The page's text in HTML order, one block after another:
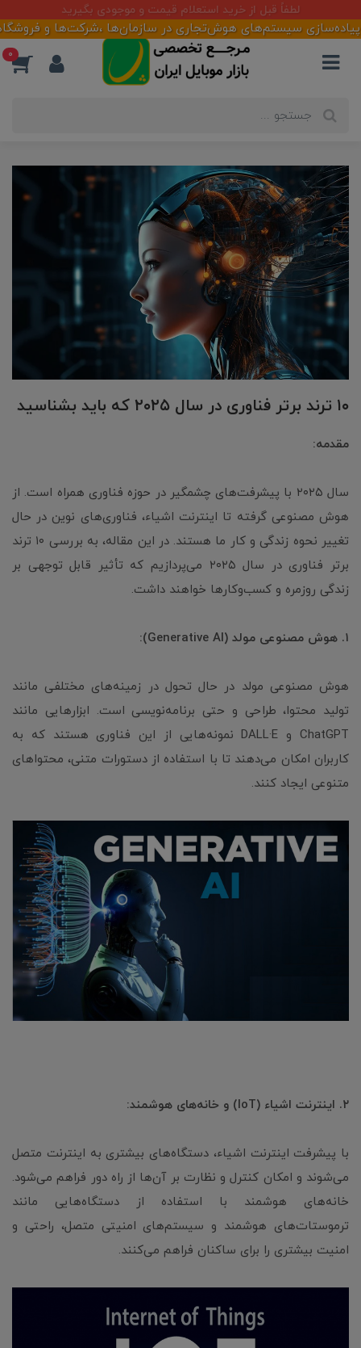
آماده همکاری با تأمین کنندگان و فعالان بازار
0
۱۰ ترند برتر فناوری در سال ۲۰۲۵ که باید بشناسید
مقدمه:
سال ۲۰۲۵ با پیشرفت‌های چشمگیر در حوزه فناوری همراه است. از
هوش مصنوعی گرفته تا اینترنت اشیاء، فناوری‌های نوین در حال
تغییر نحوه زندگی و کار ما هستند. در این مقاله، به بررسی ۱۰ ترند
برتر فناوری در سال ۲۰۲۵ می‌پردازیم که تأثیر قابل توجهی بر
زندگی روزمره و کسب‌وکارها خواهند داشت.
۱. هوش مصنوعی مولد (Generative AI):
هوش مصنوعی مولد در حال تحول در زمینه‌های مختلفی مانند
تولید محتوا، طراحی و حتی برنامه‌نویسی است. ابزارهایی مانند
ChatGPT و DALL·E نمونه‌هایی از این فناوری هستند که به
کاربران امکان می‌دهند تا با استفاده از دستورات متنی، محتواهای
متنوعی ایجاد کنند.
۲. اینترنت اشیاء (IoT) و خانه‌های هوشمند:
با پیشرفت اینترنت اشیاء، دستگاه‌های بیشتری به اینترنت متصل
می‌شوند و امکان کنترل و نظارت بر آن‌ها از راه دور فراهم می‌شود.
خانه‌های هوشمند با استفاده از دستگاه‌هایی مانند
ترموستات‌های هوشمند و سیستم‌های امنیتی متصل، راحتی و
امنیت بیشتری را برای ساکنان فراهم می‌کنند.